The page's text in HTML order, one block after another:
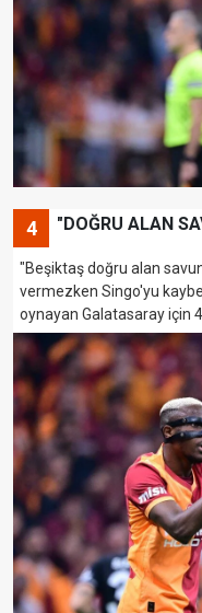
4 "DOĞRU ALAN
"Beşiktaş doğru alan
vermezken Singo'yu
oynayan Galatasaray için